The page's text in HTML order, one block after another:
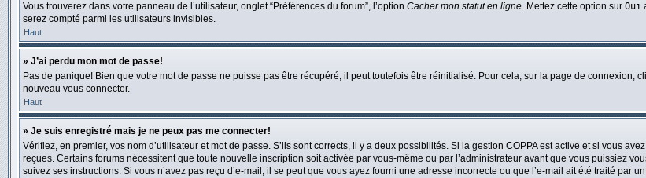
Vous trouverez dans votre panneau de l’utilisateur, onglet “Préférences du forum”, l’option Cacher mon statut en ligne. Mettez cette option sur Oui
serez compté parmi les utilisateurs invisibles.
Haut
» J’ai perdu mon mot de passe!
Pas de panique! Bien que votre mot de passe ne puisse pas être récupéré, il peut toutefois être réinitialisé. Pour cela, sur la page de connexion,
nouveau vous connecter.
Haut
» Je suis enregistré mais je ne peux pas me connecter!
Vérifiez, en premier, vos nom d’utilisateur et mot de passe. S’ils sont corrects, il y a deux possibilités. Si la gestion COPPA est active et si vous
reçues. Certains forums nécessitent que toute nouvelle inscription soit activée par vous-même ou par l’administrateur avant que vous puissiez
suivez ses instructions. Si vous n’avez pas reçu d’e-mail, il se peut que vous ayez fourni une adresse incorrecte ou que l’e-mail ait été traité par